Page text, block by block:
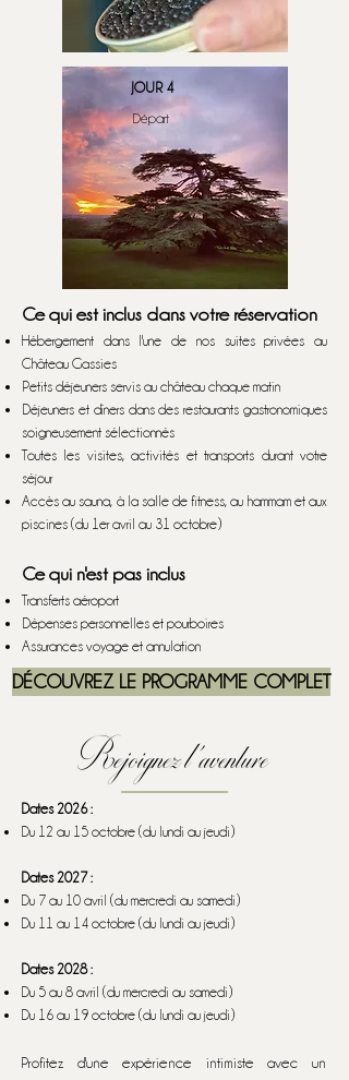
JOUR 4
Départ
Ce qui est inclus dans votre réservation
Hébergement dans l'une de nos suites privées au
Château Gassies
Petits déjeuners servis au château chaque matin
Déjeuners et dîners dans des restaurants gastronomiques
soigneusement sélectionnés
Toutes les visites, activités et transports durant votre
séjour
Accès au sauna, à la salle de fitness, au hammam et aux
piscines (du 1er avril au 31 octobre)
Ce qui n'est pas inclus
Transferts aéroport
Dépenses personnelles et pourboires
Assurances voyage et annulation
DÉCOUVREZ LE PROGRAMME COMPLET
Rejoignez l'aventure
Dates 2026 :
Du 12 au 15 octobre (du lundi au jeudi)
Dates 2027 :
Du 7 au 10 avril (du mercredi au samedi)
Du 11 au 14 octobre (du lundi au jeudi)
Dates 2028 :
Du 5 au 8 avril (du mercredi au samedi)
Du 16 au 19 octobre (du lundi au jeudi)
Profitez d'une expérience intimiste avec un